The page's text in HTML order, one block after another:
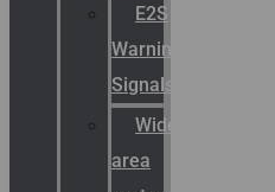
E2S
Warning
Signals
Wide
area